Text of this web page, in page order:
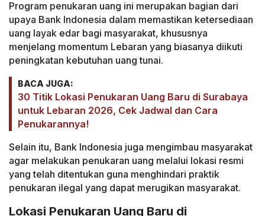
Program penukaran uang ini merupakan bagian dari
upaya Bank Indonesia dalam memastikan ketersediaan
uang layak edar bagi masyarakat, khususnya
menjelang momentum Lebaran yang biasanya diikuti
peningkatan kebutuhan uang tunai.
BACA JUGA:
30 Titik Lokasi Penukaran Uang Baru di Surabaya
untuk Lebaran 2026, Cek Jadwal dan Cara
Penukarannya!
Selain itu, Bank Indonesia juga mengimbau masyarakat
agar melakukan penukaran uang melalui lokasi resmi
yang telah ditentukan guna menghindari praktik
penukaran ilegal yang dapat merugikan masyarakat.
Lokasi Penukaran Uang Baru di